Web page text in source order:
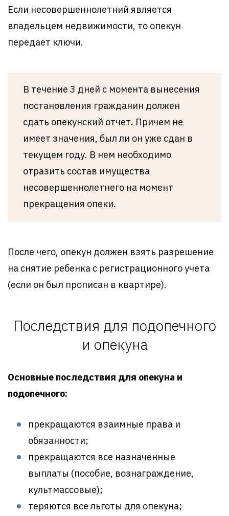
Если несовершеннолетний является
владельцем недвижимости, то опекун
передает ключи.
В течение 3 дней с момента вынесения
постановления гражданин должен
сдать опекунский отчет. Причем не
имеет значения, был ли он уже сдан в
текущем году. В нем необходимо
отразить состав имущества
несовершеннолетнего на момент
прекращения опеки.
После чего, опекун должен взять разрешение
на снятие ребенка с регистрационного учета
(если он был прописан в квартире).
Последствия для подопечного
и опекуна
Основные последствия для опекуна и
подопечного:
прекращаются взаимные права и
обязанности;
прекращаются все назначенные
выплаты (пособие, вознаграждение,
культмассовые);
теряются все льготы для опекуна;